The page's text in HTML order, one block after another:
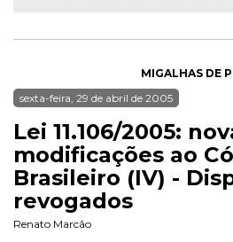
MIGALHAS DE
sexta-feira, 29 de abril de 2005
Lei 11.106/2005:
modificações ao
Brasileiro (IV) -
revogados
Renato Marcão